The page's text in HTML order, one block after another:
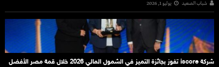
شباب الصعيد يوليو 1, 2026
شركة iscore تفوز بجائزة التميز في الشمول المالي 2026 خلال قمة مصر الأفضل